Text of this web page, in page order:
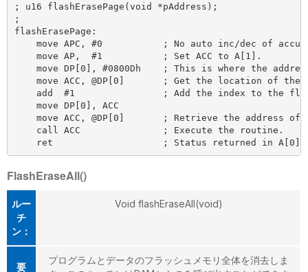
; u16 flashErasePage(void *pAddress);
;
flashErasePage:
move APC, #0           ; No auto inc/dec of
    move AP,  #1           ; Set ACC to A[1].
move DP[0], #0800Dh    ; This is where the
move ACC, @DP[0]       ; Get the location of the
add  #1                ; Add the index to the
    move DP[0], ACC
move ACC, @DP[0]       ; Retrieve the address of
    call ACC               ; Execute the routine.
FlashEraseAll()
ルー
チ
ン：
Void flashEraseAll(void)
要
プログラムとデータのフラッシュメモリ全体を消去しま